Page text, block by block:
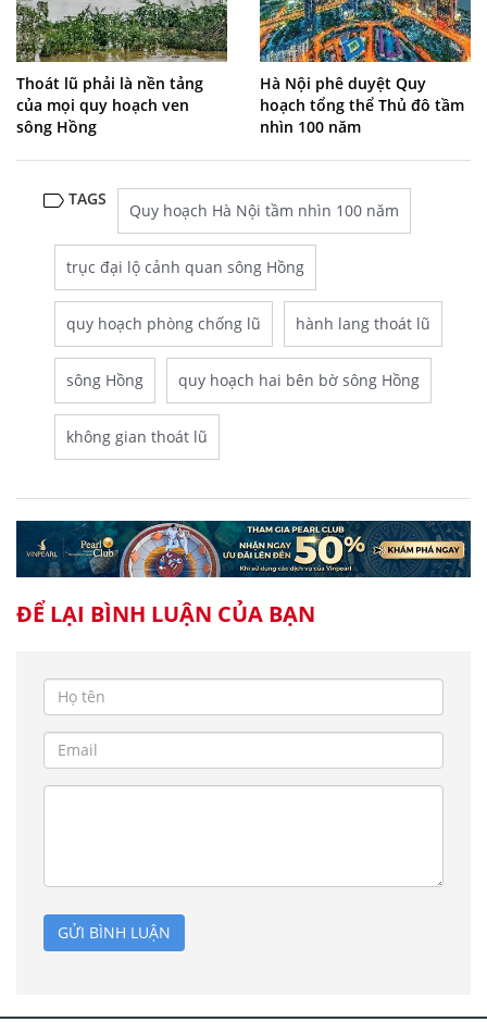
Thoát lũ phải là nền tảng
của mọi quy hoạch ven
sông Hồng
Hà Nội phê duyệt Quy
hoạch tổng thể Thủ đô tầm
nhìn 100 năm
TAGS
Quy hoạch Hà Nội tầm nhìn 100 năm
trục đại lộ cảnh quan sông Hồng
quy hoạch phòng chống lũ hành lang thoát lũ
sông Hồng quy hoạch hai bên bờ sông Hồng
không gian thoát lũ
ĐỂ LẠI BÌNH LUẬN CỦA BẠN
GỬI BÌNH LUẬN